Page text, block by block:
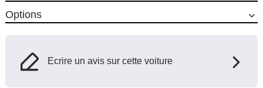
Options
Ecrire un avis sur cette voiture